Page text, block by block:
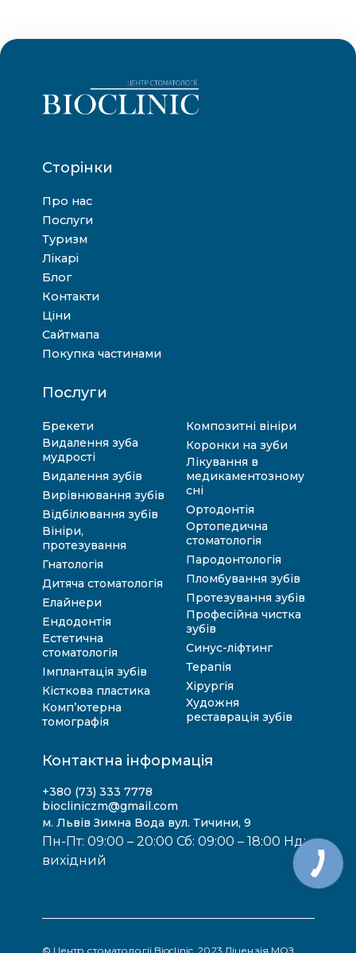
Сторінки
Про нас
Послуги
Туризм
Лікарі
Блог
Контакти
Ціни
Сайтмапа
Покупка частинами
Послуги
Брекети
Видалення зуба
мудрості
Видалення зубів
Вирівнювання зубів
Відбілювання зубів
Вініри,
протезування
Гнатологія
Дитяча стоматологія
Елайнери
Ендодонтія
Естетична
стоматологія
Імплантація зубів
Кісткова пластика
Комп’ютерна
томографія
Композитні вініри
Коронки на зуби
Лікування в
медикаментозному
сні
Ортодонтія
Ортопедична
стоматологія
Пародонтологія
Пломбування зубів
Протезування зубів
Професійна чистка
зубів
Синус-ліфтинг
Терапія
Хірургія
Художня
реставрація зубів
Контактна інформація
+380 (73) 333 7778
biocliniczm@gmail.com
м. Львів Зимна Вода вул. Тичини, 9
Пн-Пт: 09:00 – 20:00 Сб: 09:00 – 18:00 Нд:
вихідний
© Центр стоматології Bioclinic, 2023 Ліцензія МОЗ